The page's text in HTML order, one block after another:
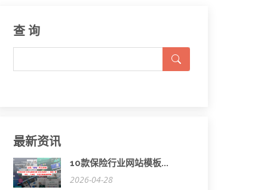
查 询
最新资讯
10款保险行业网站模板...
2026-04-28